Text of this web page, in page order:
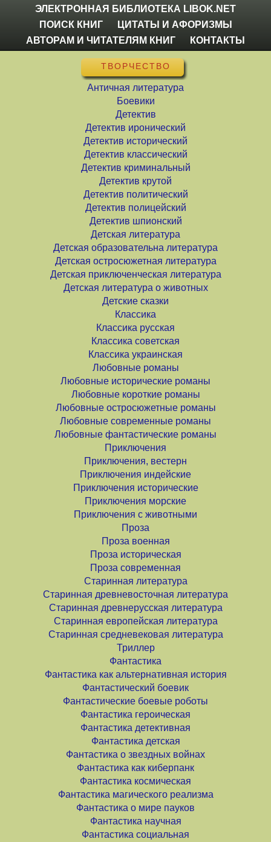
ЭЛЕКТРОННАЯ БИБЛИОТЕКА LIBOK.NET
ПОИСК КНИГ
ЦИТАТЫ И АФОРИЗМЫ
АВТОРАМ И ЧИТАТЕЛЯМ КНИГ
КОНТАКТЫ
ТВОРЧЕСТВО
Античная литература
Боевики
Детектив
Детектив иронический
Детектив исторический
Детектив классический
Детектив криминальный
Детектив крутой
Детектив политический
Детектив полицейский
Детектив шпионский
Детская литература
Детская образовательна литература
Детская остросюжетная литература
Детская приключенческая литература
Детская литература о животных
Детские сказки
Классика
Классика русская
Классика советская
Классика украинская
Любовные романы
Любовные исторические романы
Любовные короткие романы
Любовные остросюжетные романы
Любовные современные романы
Любовные фантастические романы
Приключения
Приключения, вестерн
Приключения индейские
Приключения исторические
Приключения морские
Приключения с животными
Проза
Проза военная
Проза историческая
Проза современная
Старинная литература
Старинная древневосточная литература
Старинная древнерусская литература
Старинная европейская литература
Старинная средневековая литература
Триллер
Фантастика
Фантастика как альтернативная история
Фантастический боевик
Фантастические боевые роботы
Фантастика героическая
Фантастика детективная
Фантастика детская
Фантастика о звездных войнах
Фантастика как киберпанк
Фантастика космическая
Фантастика магического реализма
Фантастика о мире пауков
Фантастика научная
Фантастика социальная